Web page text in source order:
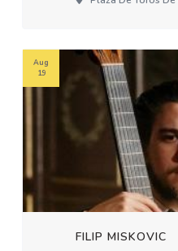
FILIP MISKOVIC
Aug
19